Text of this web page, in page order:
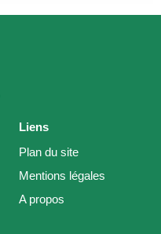
Liens
Plan du site
Mentions légales
A propos